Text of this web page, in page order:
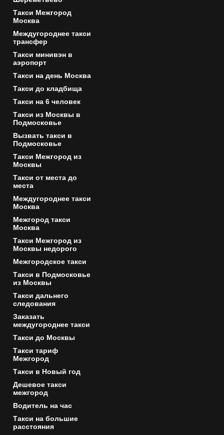
Такси Межгород
Москва
Междугороднее такси
трансфер
Такси минивэн в
аэропорт
Такси на день Москва
Такси до кладбища
Такси на 6 человек
Такси из Москвы в
Подмосковье
Вызвать такси в
Подмосковье
Такси Межгород из
Москвы
Такси от места до
места
Междугороднее такси
Москва
Межгород такси
Москва
Такси Межгород из
Москвы недорого
Межгородское такси
Такси в Подмосковье
из Москвы
Такси дальнего
следования
Заказать
междугороднее такси
Такси до Москвы
Такси тариф
Межгород
Такси в Новый год
Дешевое такси
межгород
Водитель на час
Такси на большие
расстояния